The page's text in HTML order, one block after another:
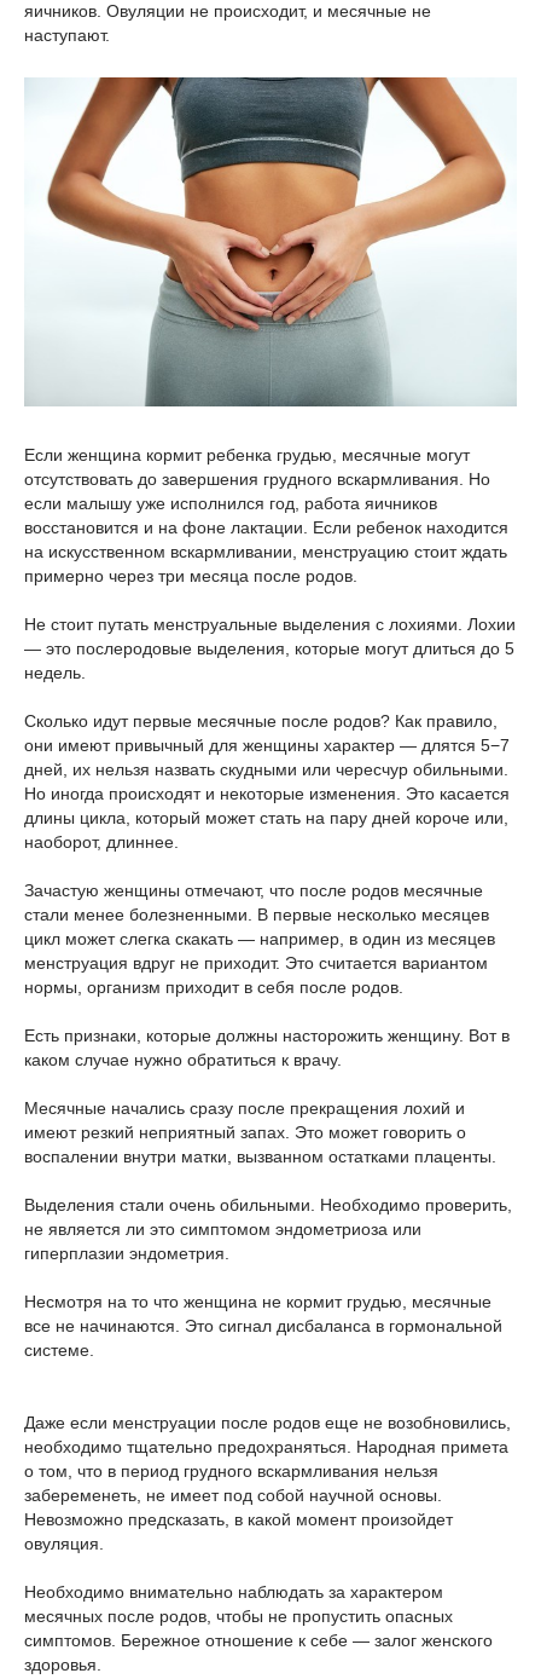
яичников. Овуляции не происходит, и месячные не
наступают.
Если женщина кормит ребенка грудью, месячные могут
отсутствовать до завершения грудного вскармливания. Но
если малышу уже исполнился год, работа яичников
восстановится и на фоне лактации. Если ребенок находится
на искусственном вскармливании, менструацию стоит ждать
примерно через три месяца после родов.
Не стоит путать менструальные выделения с лохиями. Лохии
— это послеродовые выделения, которые могут длиться до 5
недель.
Сколько идут первые месячные после родов? Как правило,
они имеют привычный для женщины характер — длятся 5−7
дней, их нельзя назвать скудными или чересчур обильными.
Но иногда происходят и некоторые изменения. Это касается
длины цикла, который может стать на пару дней короче или,
наоборот, длиннее.
Зачастую женщины отмечают, что после родов месячные
стали менее болезненными. В первые несколько месяцев
цикл может слегка скакать — например, в один из месяцев
менструация вдруг не приходит. Это считается вариантом
нормы, организм приходит в себя после родов.
Есть признаки, которые должны насторожить женщину. Вот в
каком случае нужно обратиться к врачу.
Месячные начались сразу после прекращения лохий и
имеют резкий неприятный запах. Это может говорить о
воспалении внутри матки, вызванном остатками плаценты.
Выделения стали очень обильными. Необходимо проверить,
не является ли это симптомом эндометриоза или
гиперплазии эндометрия.
Несмотря на то что женщина не кормит грудью, месячные
все не начинаются. Это сигнал дисбаланса в гормональной
системе.
Даже если менструации после родов еще не возобновились,
необходимо тщательно предохраняться. Народная примета
о том, что в период грудного вскармливания нельзя
забеременеть, не имеет под собой научной основы.
Невозможно предсказать, в какой момент произойдет
овуляция.
Необходимо внимательно наблюдать за характером
месячных после родов, чтобы не пропустить опасных
симптомов. Бережное отношение к себе — залог женского
здоровья.